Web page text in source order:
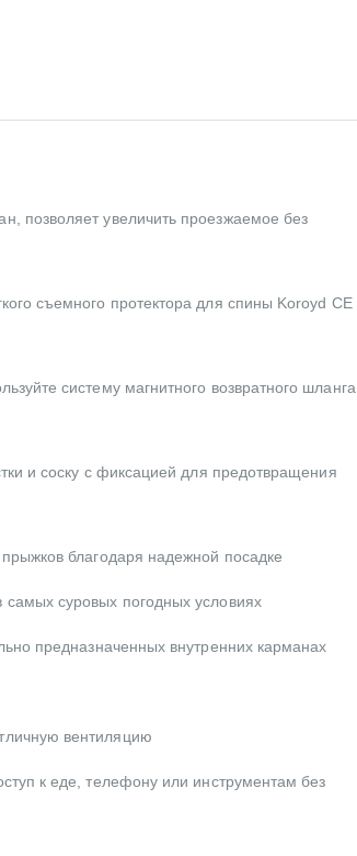
позволяет увеличить проезжаемое без
съемного протектора для спины Koroyd CE
систему магнитного возвратного шланга
и соску с фиксацией для предотвращения
благодаря надежной посадке
суровых погодных условиях
предназначенных внутренних карманах
вентиляцию
к еде, телефону или инструментам без